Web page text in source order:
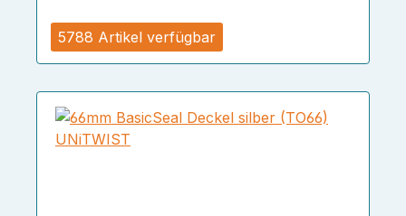
5788 Artikel verfügbar